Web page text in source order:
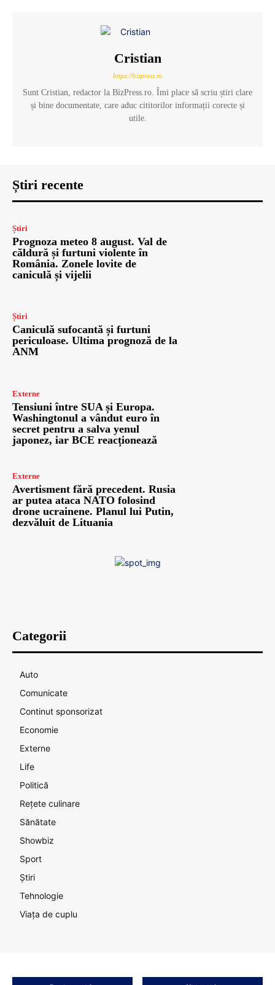
Cristian
https://bizpress.ro
Sunt Cristian, redactor la BizPress.ro. Îmi place să scriu știri clare
și bine documentate, care aduc cititorilor informații corecte și
utile.
Știri recente
Știri
Prognoza meteo 8 august. Val de
căldură și furtuni violente în
România. Zonele lovite de
caniculă și vijelii
Știri
Caniculă sufocantă și furtuni
periculoase. Ultima prognoză de la
ANM
Externe
Tensiuni între SUA și Europa.
Washingtonul a vândut euro în
secret pentru a salva yenul
japonez, iar BCE reacționează
Externe
Avertisment fără precedent. Rusia
ar putea ataca NATO folosind
drone ucrainene. Planul lui Putin,
dezvăluit de Lituania
Categorii
Auto
Comunicate
Continut sponsorizat
Economie
Externe
Life
Politică
Rețete culinare
Sănătate
Showbiz
Sport
Știri
Tehnologie
Viața de cuplu